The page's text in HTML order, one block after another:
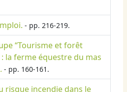
- pp. 216-219.
“Tourisme et forêt
la ferme équestre du mas
- pp. 160-161.
risque incendie dans le